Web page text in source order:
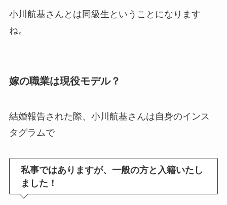
小川航基さんとは同級生ということになります
ね。
嫁の職業は現役モデル？
結婚報告された際、小川航基さんは自身のインス
タグラムで
私事ではありますが、一般の方と入籍いたし
ました！